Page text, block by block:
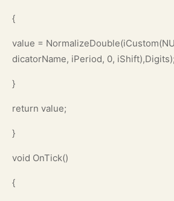
{
value =
dicatorName, iPeriod, 0, iShift),Digits);
}
return value;
}
void OnTick()
{